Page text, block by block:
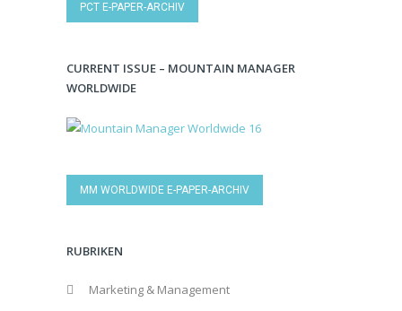
PCT E-PAPER-ARCHIV
CURRENT ISSUE – MOUNTAIN MANAGER
WORLDWIDE
MM WORLDWIDE E-PAPER-ARCHIV
RUBRIKEN
Marketing & Management